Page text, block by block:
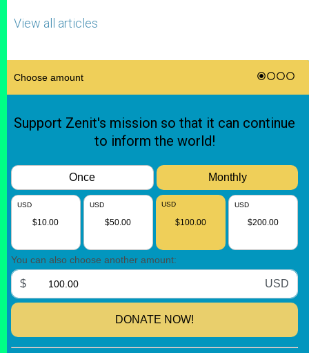
View all articles